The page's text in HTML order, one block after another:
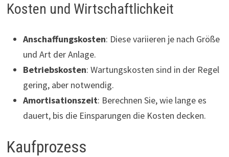
Kosten und Wirtschaftlichkeit
Anschaffungskosten: Diese variieren je nach Größe
und Art der Anlage.
Betriebskosten: Wartungskosten sind in der Regel
gering, aber notwendig.
Amortisationszeit: Berechnen Sie, wie lange es
dauert, bis die Einsparungen die Kosten decken.
Kaufprozess